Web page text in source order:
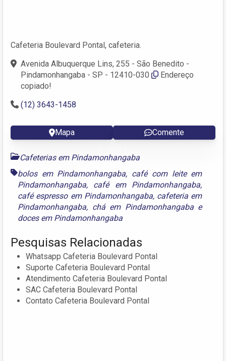
Cafeteria Boulevard Pontal, cafeteria.
Avenida Albuquerque Lins, 255 - São Benedito -
Pindamonhangaba - SP - 12410-030
Endereço
copiado!
(12) 3643-1458
Mapa Comente
Cafeterias em Pindamonhangaba
bolos em Pindamonhangaba, café com leite em
Pindamonhangaba, café em Pindamonhangaba,
café espresso em Pindamonhangaba, cafeteria em
Pindamonhangaba, chá em Pindamonhangabae
doces em Pindamonhangaba
Pesquisas Relacionadas
Whatsapp Cafeteria Boulevard Pontal
Suporte Cafeteria Boulevard Pontal
Atendimento Cafeteria Boulevard Pontal
SAC Cafeteria Boulevard Pontal
Contato Cafeteria Boulevard Pontal